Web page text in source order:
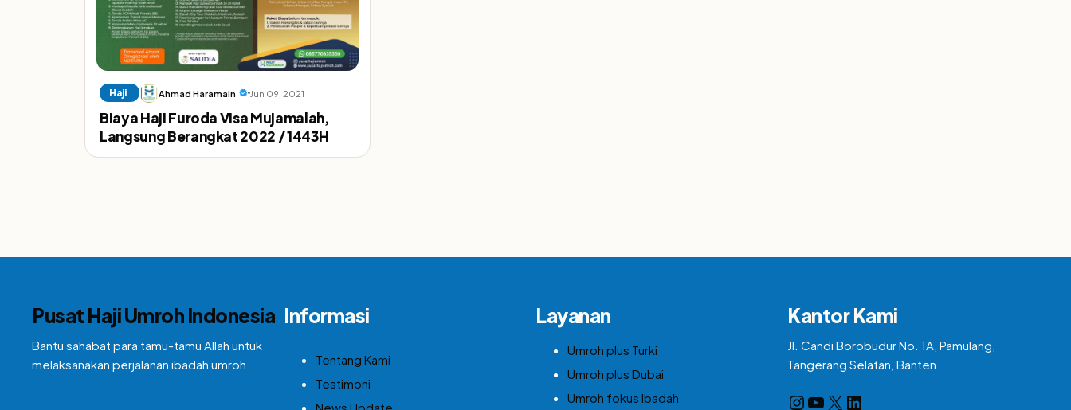
Haji Ahmad Haramain Jun 09, 2021
Biaya Haji Furoda Visa Mujamalah,
Langsung Berangkat 2022 / 1443H
Pusat Haji Umroh Indonesia
Bantu sahabat para tamu-tamu Allah untuk
melaksanakan perjalanan ibadah umroh
Informasi
Tentang Kami
Testimoni
News Update
Layanan
Umroh plus Turki
Umroh plus Dubai
Umroh fokus Ibadah
Kantor Kami
Jl. Candi Borobudur No. 1A, Pamulang,
Tangerang Selatan, Banten
InstagramYouTube X LinkedIn